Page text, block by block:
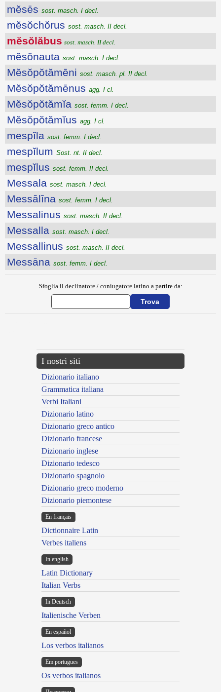
mĕsēs sost. masch. I decl.
mĕsŏchŏrus sost. masch. II decl.
mĕsŏlăbus sost. masch. II decl.
mĕsŏnauta sost. masch. I decl.
Mĕsŏpŏtămēni sost. masch. pl. II decl.
Mĕsŏpŏtămēnus agg. I cl.
Mĕsŏpŏtămĭa sost. femm. I decl.
Mĕsŏpŏtămĭus agg. I cl.
mespĭla sost. femm. I decl.
mespĭlum Sost. nt. II decl.
mespĭlus sost. femm. II decl.
Messala sost. masch. I decl.
Messālīna sost. femm. I decl.
Messalinus sost. masch. II decl.
Messalla sost. masch. I decl.
Messallinus sost. masch. II decl.
Messāna sost. femm. I decl.
Sfoglia il declinatore / coniugatore latino a partire da:
I nostri siti
Dizionario italiano
Grammatica italiana
Verbi Italiani
Dizionario latino
Dizionario greco antico
Dizionario francese
Dizionario inglese
Dizionario tedesco
Dizionario spagnolo
Dizionario greco moderno
Dizionario piemontese
En français
Dictionnaire Latin
Verbes italiens
In english
Latin Dictionary
Italian Verbs
In Deutsch
Italienische Verben
En español
Los verbos italianos
Em portugues
Os verbos italianos